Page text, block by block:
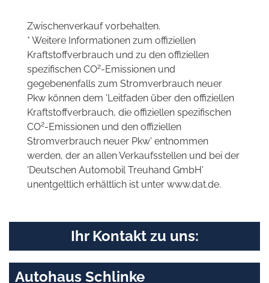
Zwischenverkauf vorbehalten.
* Weitere Informationen zum offiziellen
Kraftstoffverbrauch und zu den offiziellen
spezifischen CO2-Emissionen und
gegebenenfalls zum Stromverbrauch neuer
Pkw können dem 'Leitfaden über den offiziellen
Kraftstoffverbrauch, die offiziellen spezifischen
CO2-Emissionen und den offiziellen
Stromverbrauch neuer Pkw' entnommen
werden, der an allen Verkaufsstellen und bei der
'Deutschen Automobil Treuhand GmbH'
unentgeltlich erhältlich ist unter www.dat.de.
Ihr Kontakt zu uns:
Autohaus Schlinke